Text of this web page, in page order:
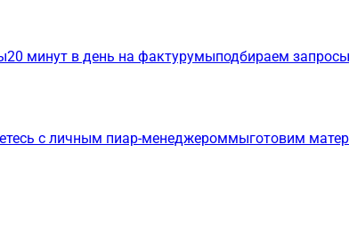
20 минут в день на фактурумыподбираем
с личным пиар-менеджероммыготовим